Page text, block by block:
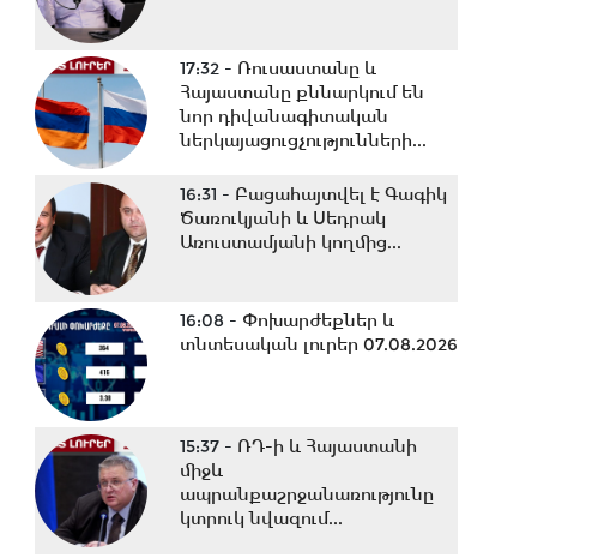
17:32 - Ռուսաստանը և
Հայաստանը քննարկում են
նոր դիվանագիտական
ներկայացուցչությունների...
16:31 - Բացահայտվել է Գագիկ
Ծառուկյանի և Սեդրակ
Առուստամյանի կողմից...
16:08 - Փոխարժեքներ և
տնտեսական լուրեր 07.08.2026
15:37 - ՌԴ-ի և Հայաստանի
միջև
ապրանքաշրջանառությունը
կտրուկ նվազում...